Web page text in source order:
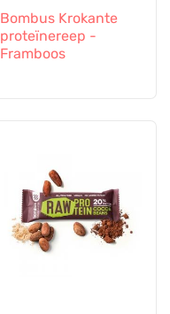
Bombus Krokante
proteïnereep -
Framboos